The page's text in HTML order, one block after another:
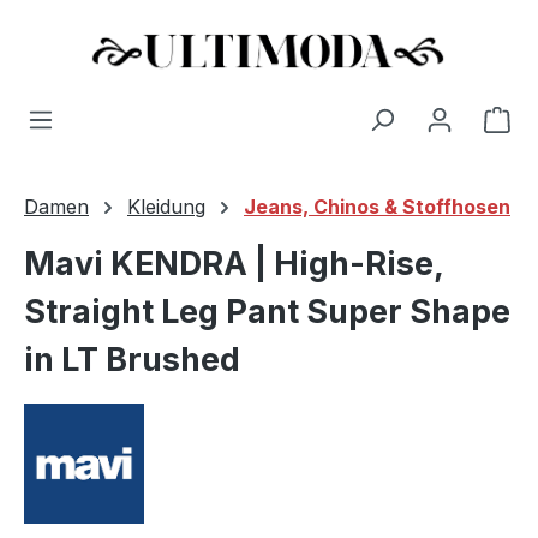
Zum Hauptinhalt springen
Damen Kleidung Jeans, Chinos & Stoffhosen
Mavi KENDRA | High-Rise,
Straight Leg Pant Super Shape
in LT Brushed